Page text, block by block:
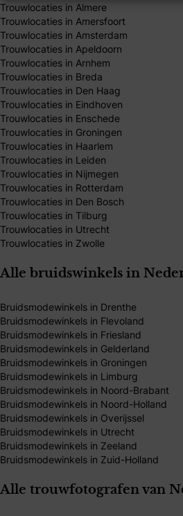
Trouwlocaties in Almere
Trouwlocaties in Amersfoort
Trouwlocaties in Amsterdam
Trouwlocaties in Apeldoorn
Trouwlocaties in Arnhem
Trouwlocaties in Breda
Trouwlocaties in Den Haag
Trouwlocaties in Eindhoven
Trouwlocaties in Enschede
Trouwlocaties in Groningen
Trouwlocaties in Haarlem
Trouwlocaties in Leiden
Trouwlocaties in Nijmegen
Trouwlocaties in Rotterdam
Trouwlocaties in Den Bosch
Trouwlocaties in Tilburg
Trouwlocaties in Utrecht
Trouwlocaties in Zwolle
Alle bruidswinkels in
Bruidsmodewinkels in Drenthe
Bruidsmodewinkels in Flevoland
Bruidsmodewinkels in Friesland
Bruidsmodewinkels in Gelderland
Bruidsmodewinkels in Groningen
Bruidsmodewinkels in Limburg
Bruidsmodewinkels in Noord-Brabant
Bruidsmodewinkels in Noord-Holland
Bruidsmodewinkels in Overijssel
Bruidsmodewinkels in Utrecht
Bruidsmodewinkels in Zeeland
Bruidsmodewinkels in Zuid-Holland
Alle trouwfotografen van